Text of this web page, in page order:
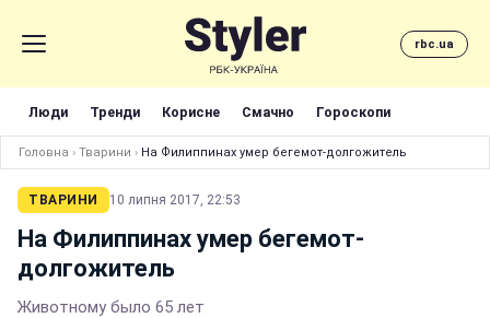
rbc.ua
Люди Тренди Корисне Смачно Гороскопи
Головна › Тварини › На Филиппинах умер бегемот-долгожитель
ТВАРИНИ 10 липня 2017, 22:53
На Филиппинах умер бегемот-
долгожитель
Животному было 65 лет